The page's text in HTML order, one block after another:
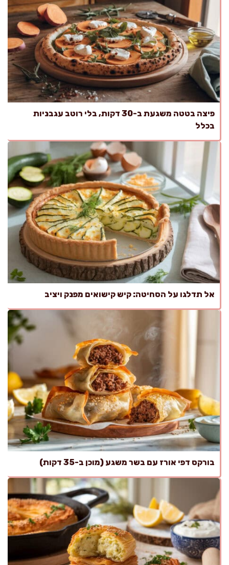
פיצה בטטה משגעת ב-30 דקות, בלי רוטב עגבניות
בכלל
אל תדלגו על הסחיטה: קיש קישואים מפנק ויציב
בורקס דפי אורז עם בשר משגע (מוכן ב-35 דקות)